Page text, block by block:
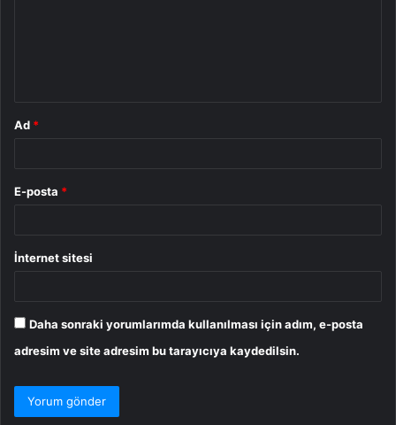
Ad *
E-posta *
İnternet sitesi
Daha sonraki yorumlarımda kullanılması için adım, e-posta
adresim ve site adresim bu tarayıcıya kaydedilsin.